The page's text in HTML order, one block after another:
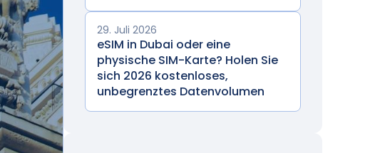
29. Juli 2026
eSIM in Dubai oder eine
physische SIM-Karte? Holen Sie
sich 2026 kostenloses,
unbegrenztes Datenvolumen